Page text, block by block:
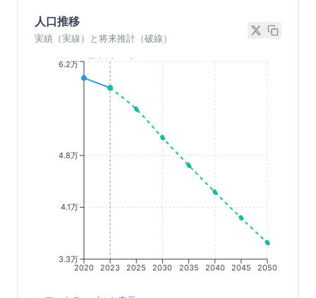
人口推移
実績（実線）と将来推計（破線）
2020 2023 2025 2030 2035 2040 2045 2050
3.3万
4.1万
4.8万
6.2万